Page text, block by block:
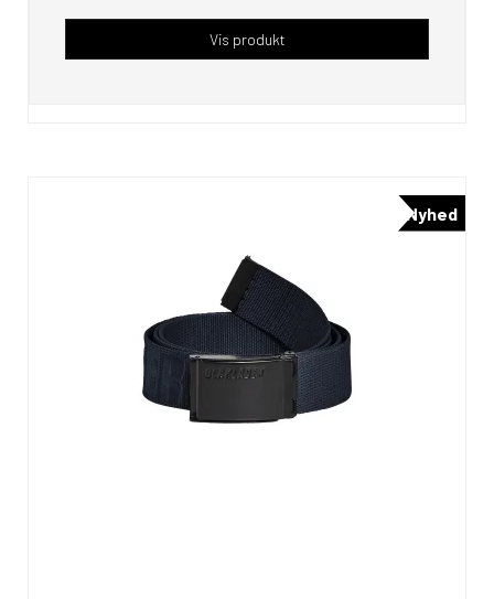
Vis produkt
Nyhed